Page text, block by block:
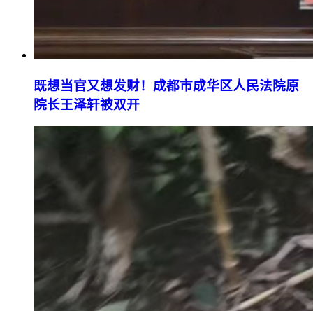
既想当官又想发财！成都市成华区人民法院原
院长王泽轩被双开